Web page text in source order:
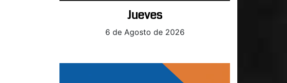
Jueves
6 de Agosto de 2026